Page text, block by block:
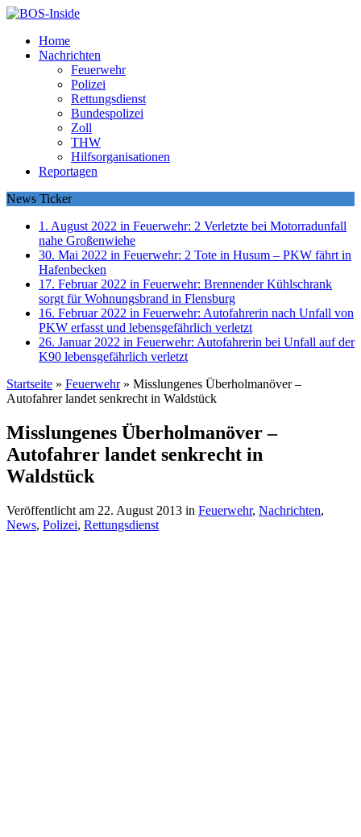
Home
Nachrichten
Feuerwehr
Polizei
Rettungsdienst
Bundespolizei
Zoll
THW
Hilfsorganisationen
Reportagen
News Ticker
1. August 2022 in Feuerwehr: 2 Verletzte bei Motorradunfall
nahe Großenwiehe
30. Mai 2022 in Feuerwehr: 2 Tote in Husum – PKW fährt in
Hafenbecken
17. Februar 2022 in Feuerwehr: Brennender Kühlschrank
sorgt für Wohnungsbrand in Flensburg
16. Februar 2022 in Feuerwehr: Autofahrerin nach Unfall von
PKW erfasst und lebensgefährlich verletzt
26. Januar 2022 in Feuerwehr: Autofahrerin bei Unfall auf der
K90 lebensgefährlich verletzt
Startseite » Feuerwehr » Misslungenes Überholmanöver –
Autofahrer landet senkrecht in Waldstück
Misslungenes Überholmanöver –
Autofahrer landet senkrecht in
Waldstück
Veröffentlicht am 22. August 2013 in Feuerwehr, Nachrichten,
News, Polizei, Rettungsdienst